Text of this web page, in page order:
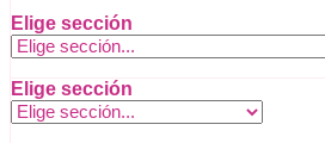
Elige sección
Elige sección